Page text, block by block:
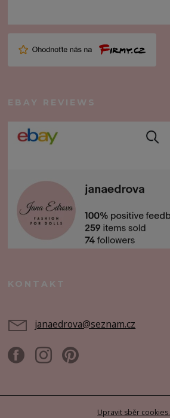
EBAY REVIEWS
KONTAKT
janaedrova@seznam.cz
Upravit sběr cookies.